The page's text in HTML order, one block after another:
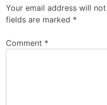
Your email address will
fields are marked *
Comment *